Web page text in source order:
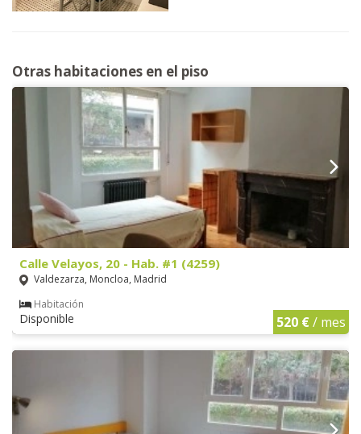
Otras habitaciones en el piso
Calle Velayos, 20 - Hab. #1 (4259)
Valdezarza, Moncloa, Madrid
Habitación
Disponible 520 €/ mes